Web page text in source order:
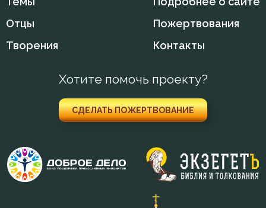
Дух Святой
Духовная жизнь
Естество
Жизнь
Отцы
Творения
Пожертвования
Контакты
Хотите помочь проекту?
СДЕЛАТЬ ПОЖЕРТВОВАНИЕ